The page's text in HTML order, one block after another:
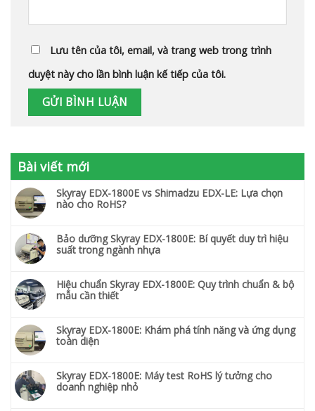
Lưu tên của tôi, email, và trang web trong trình
duyệt này cho lần bình luận kế tiếp của tôi.
Bài viết mới
Skyray EDX-1800E vs Shimadzu EDX-LE: Lựa chọn
nào cho RoHS?
Bảo dưỡng Skyray EDX-1800E: Bí quyết duy trì hiệu
suất trong ngành nhựa
Hiệu chuẩn Skyray EDX-1800E: Quy trình chuẩn & bộ
mẫu cần thiết
Skyray EDX-1800E: Khám phá tính năng và ứng dụng
toàn diện
Skyray EDX-1800E: Máy test RoHS lý tưởng cho
doanh nghiệp nhỏ